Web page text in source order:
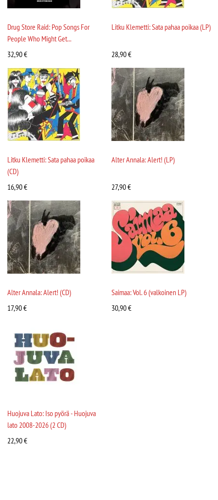
Drug Store Raid: Pop Songs For
People Who Might Get...
32,90€
Litku Klemetti: Sata pahaa poikaa (LP)
28,90€
Litku Klemetti: Sata pahaa poikaa
(CD)
16,90€
Alter Annala: Alert! (LP)
27,90€
Alter Annala: Alert! (CD)
17,90€
Saimaa: Vol. 6 (valkoinen LP)
30,90€
Huojuva Lato: Iso pyörä - Huojuva
lato 2008-2026 (2 CD)
22,90€